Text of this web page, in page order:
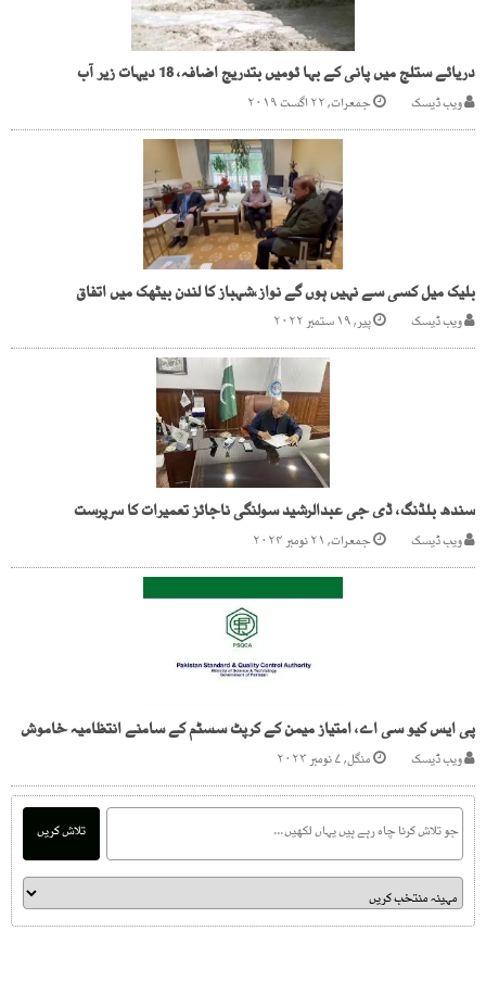
دریائے ستلج میں پانی کے بہا ئومیں بتدریج اضافہ، 18 دیہات زیر آب
ویب ڈیسک جمعرات, ۲۲ اگست ۲۰۱۹
بلیک میل کسی سے نہیں ہوں گے نواز،شہباز کا لندن بیٹھک میں اتفاق
ویب ڈیسک پیر, ۱۹ ستمبر ۲۰۲۲
سندھ بلڈنگ، ڈی جی عبدالرشید سولنگی ناجائز تعمیرات کا سرپرست
ویب ڈیسک جمعرات, ۲۱ نومبر ۲۰۲۴
پی ایس کیو سی اے، امتیاز میمن کے کرپٹ سسٹم کے سامنے انتظامیہ خاموش
ویب ڈیسک منگل, ۷ نومبر ۲۰۲۳
تلاش کریں